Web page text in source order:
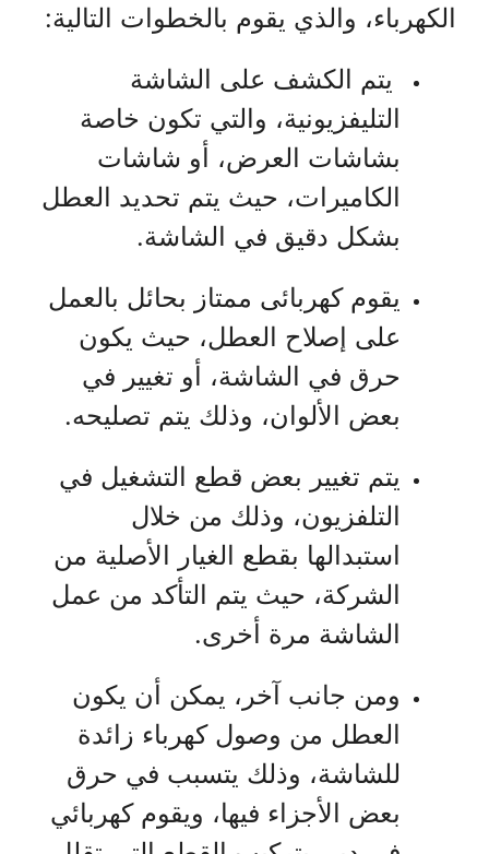
الكهرباء، والذي يقوم بالخطوات التالية:
يتم الكشف على الشاشة
التليفزيونية، والتي تكون خاصة
بشاشات العرض، أو شاشات
الكاميرات، حيث يتم تحديد العطل
بشكل دقيق في الشاشة.
يقوم كهربائى ممتاز بحائل بالعمل
على إصلاح العطل، حيث يكون
حرق في الشاشة، أو تغيير في
بعض الألوان، وذلك يتم تصليحه.
يتم تغيير بعض قطع التشغيل في
التلفزيون، وذلك من خلال
استبدالها بقطع الغيار الأصلية من
الشركة، حيث يتم التأكد من عمل
الشاشة مرة أخرى.
ومن جانب آخر، يمكن أن يكون
العطل من وصول كهرباء زائدة
للشاشة، وذلك يتسبب في حرق
بعض الأجزاء فيها، ويقوم كهربائي